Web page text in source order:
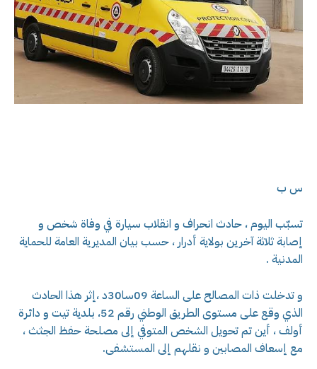
س ب
تسبّب اليوم ، حادث انحراف و انقلاب سيارة في وفاة شخص و
إصابة ثلاثة آخرين بولاية أدرار ، حسب بيان المديرية العامة للحماية
المدنية .
و تدخلت ذات المصالح على الساعة 09سا30د ،إثر هذا الحادث
الذي وقع على مستوى الطريق الوطني رقم 52، بلدية تيت و دائرة
أولف ، أين تم تحويل الشخص المتوفي إلى مصلحة حفظ الجثث ،
مع إسعاف المصابين و نقلهم إلى المستشفى.